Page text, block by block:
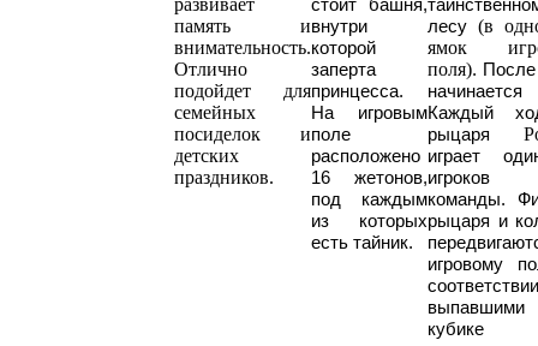
развивает
память и
внимательность.
Отлично
подойдет для
семейных
посиделок и
детских
праздников.
стоит башня,
внутри
которой
заперта
принцесса.
На игровым
поле
расположено
16 жетонов,
под каждым
из которых
есть тайник.
лесу (в
ямок
поля). После
начинается
Каждый
рыцаря
играет
игроков
команды.
рыцаря и
игровому
кубике